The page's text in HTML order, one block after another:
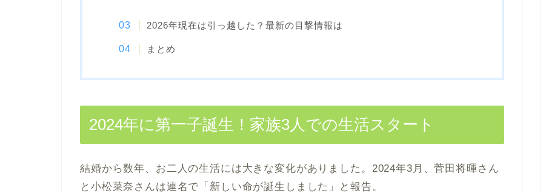
2026年現在は引っ越した？最新の目撃情報は
まとめ
2024年に第一子誕生！家族3人での生活スタート
結婚から数年、お二人の生活には大きな変化がありました。2024年3月、菅田将暉さん
と小松菜奈さんは連名で「新しい命が誕生しました」と報告。